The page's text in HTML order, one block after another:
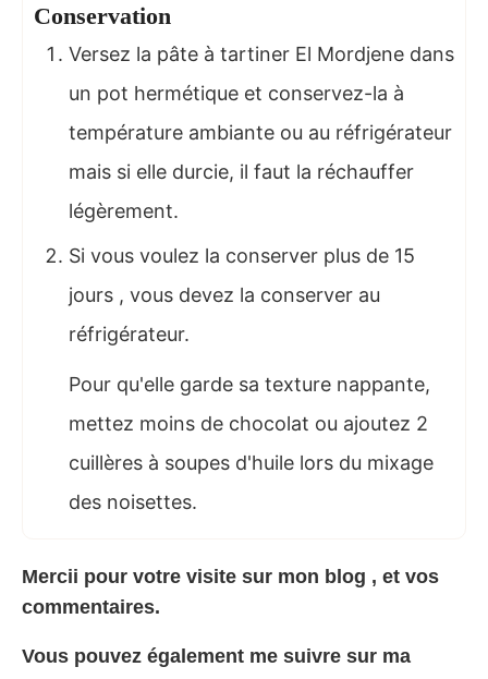
Conservation
Versez la pâte à tartiner El Mordjene dans
un pot hermétique et conservez-la à
température ambiante ou au réfrigérateur
mais si elle durcie, il faut la réchauffer
légèrement.
Si vous voulez la conserver plus de 15
jours , vous devez la conserver au
réfrigérateur.
Pour qu'elle garde sa texture nappante,
mettez moins de chocolat ou ajoutez 2
cuillères à soupes d'huile lors du mixage
des noisettes.
Mercii pour votre visite sur mon blog , et vos
commentaires.
Vous pouvez également me suivre sur ma